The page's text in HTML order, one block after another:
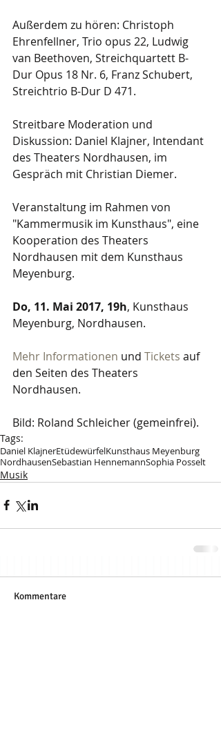
Außerdem zu hören: Christoph
Ehrenfellner, Trio opus 22, Ludwig
van Beethoven, Streichquartett B-
Dur Opus 18 Nr. 6, Franz Schubert,
Streichtrio B-Dur D 471.
Streitbare Moderation und
Diskussion: Daniel Klajner, Intendant
des Theaters Nordhausen, im
Gespräch mit Christian Diemer.
Veranstaltung im Rahmen von
"Kammermusik im Kunsthaus", eine
Kooperation des Theaters
Nordhausen mit dem Kunsthaus
Meyenburg.
Do, 11. Mai 2017, 19h, Kunsthaus
Meyenburg, Nordhausen.
Mehr Informationen und Tickets auf
den Seiten des Theaters
Nordhausen.
Bild: Roland Schleicher (gemeinfrei).
Tags:
Daniel KlajnerEtüdewürfelKunsthaus Meyenburg
NordhausenSebastian HennemannSophia Posselt
Musik
Kommentare